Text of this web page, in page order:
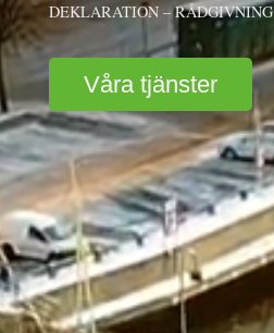
DEKLARATION – RÅDGIVNING
Våra tjänster